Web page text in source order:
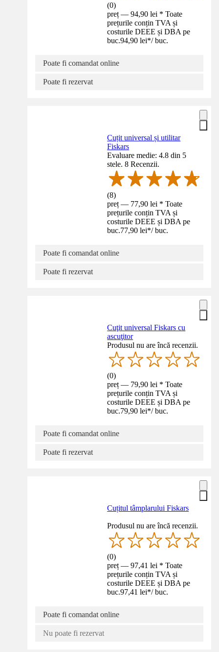
(0)
preț — 94,90 lei * Toate
prețurile conțin TVA și
costurile DEEE și DBA pe
buc.94,90 lei*/ buc.
Poate fi comandat online
Poate fi rezervat
Cuțit universal și utilitar
Fiskars
Evaluare medie: 4.8 din 5
stele. 8 Recenzii.
(8)
preț — 77,90 lei * Toate
prețurile conțin TVA și
costurile DEEE și DBA pe
buc.77,90 lei*/ buc.
Poate fi comandat online
Poate fi rezervat
Cuţit universal Fiskars cu
ascuţitor
Produsul nu are încă recenzii.
(0)
preț — 79,90 lei * Toate
prețurile conțin TVA și
costurile DEEE și DBA pe
buc.79,90 lei*/ buc.
Poate fi comandat online
Poate fi rezervat
Cuțitul tâmplarului Fiskars
Produsul nu are încă recenzii.
(0)
preț — 97,41 lei * Toate
prețurile conțin TVA și
costurile DEEE și DBA pe
buc.97,41 lei*/ buc.
Poate fi comandat online
Nu poate fi rezervat